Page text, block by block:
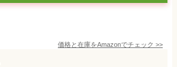
価格と在庫をAmazonでチェック >>